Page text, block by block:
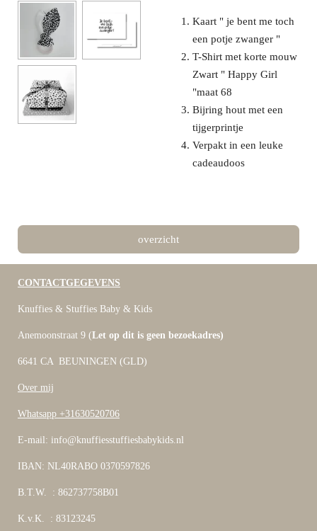
Kaart " je bent me toch
een potje zwanger "
T-Shirt met korte mouw
Zwart " Happy Girl
"maat 68
Bijring hout met een
tijgerprintje
Verpakt in een leuke
cadeaudoos
overzicht
CONTACTGEGEVENS
Knuffies & Stuffies Baby & Kids
Anemoonstraat 9 (Let op dit is geen bezoekadres)
6641 CA BEUNINGEN (GLD)
Over mij
Whatsapp +31630520706
E-mail: info@knuffiesstuffiesbabykids.nl
IBAN: NL40RABO 0370597826
B.T.W. : 862737758B01
K.v.K. : 83123245